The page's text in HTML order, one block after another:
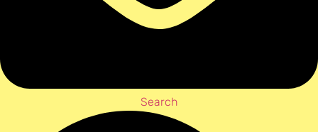
Search